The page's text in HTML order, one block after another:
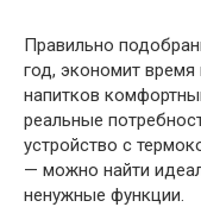
Правильно
год, экономит время
напитков
реальные
устройство с
— можно найти
ненужные функции.